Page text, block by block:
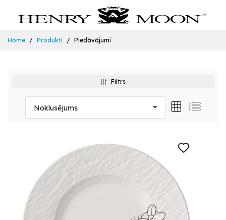
Home Produkti Piedāvājumi
Filtrs